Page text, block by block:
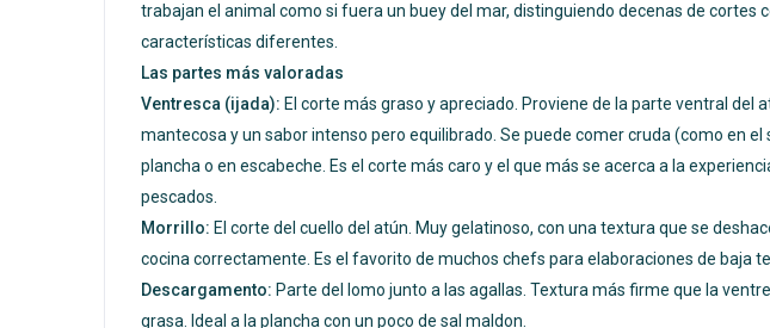
trabajan el animal como si fuera un buey del mar, distinguiendo decenas de cortes
características diferentes.
Las partes más valoradas
Ventresca (ijada): El corte más graso y apreciado. Proviene de la parte ventral del
mantecosa y un sabor intenso pero equilibrado. Se puede comer cruda (como en el
plancha o en escabeche. Es el corte más caro y el que más se acerca a la
pescados.
Morrillo: El corte del cuello del atún. Muy gelatinoso, con una textura que se
cocina correctamente. Es el favorito de muchos chefs para elaboraciones de baja
Descargamento: Parte del lomo junto a las agallas. Textura más firme que la
grasa. Ideal a la plancha con un poco de sal maldon.